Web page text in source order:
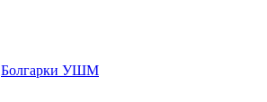
Болгарки УШМ